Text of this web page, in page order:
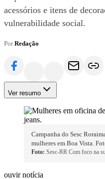
acessórios e itens de
vulnerabilidade social.
PorRedação
Ver resumo
Campanha do Sesc
mulheres em Boa Vista.
Foto: Sesc-RR Com foco na
ouvir notícia